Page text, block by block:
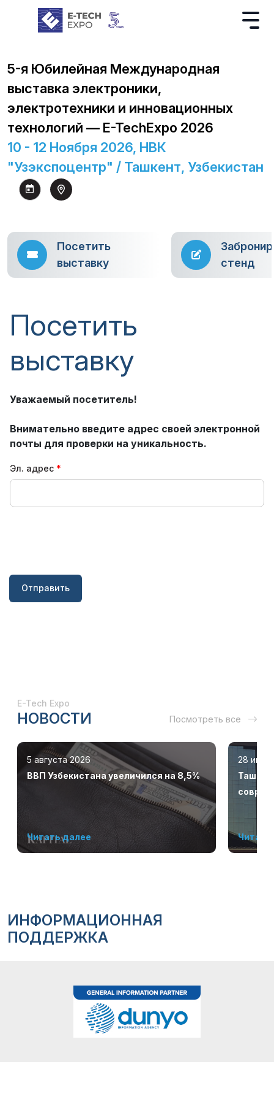
5-я Юбилейная Международная
выставка электроники,
электротехники и инновационных
технологий — E-TechExpo 2026
10 - 12 Ноября 2026, НВК
"Узэкспоцентр" / Ташкент, Узбекистан
Посетить
выставку
стенд
Посетить
выставку
Уважаемый посетитель!
Внимательно введите адрес своей электронной
почты для проверки на уникальность.
Эл. адрес
Отправить
E-Tech Expo
НОВОСТИ Посмотреть все
5 августа 2026
ВВП Узбекистана увеличился на 8,5%
Читать далее
28
Читать
ИНФОРМАЦИОННАЯ
ПОДДЕРЖКА